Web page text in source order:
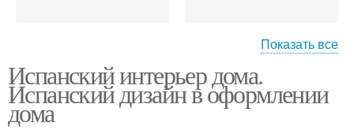
Спальня в
колониальном стиле
стиле
Показать все
Испанский интерьер дома.
Испанский дизайн в оформлении
дома